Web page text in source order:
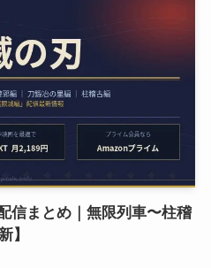
信まとめ｜無限列車〜柱稽
】